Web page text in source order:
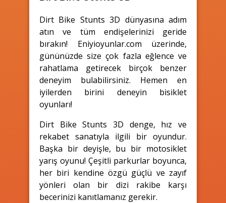
Dirt Bike Stunts 3D dünyasına adım
atın ve tüm endişelerinizi geride
bırakın! Eniyioyunlar.com üzerinde,
gününüzde size çok fazla eğlence ve
rahatlama getirecek birçok benzer
deneyim bulabilirsiniz. Hemen en
iyilerden birini deneyin bisiklet
oyunları!
Dirt Bike Stunts 3D denge, hız ve
rekabet sanatıyla ilgili bir oyundur.
Başka bir deyişle, bu bir motosiklet
yarış oyunu! Çeşitli parkurlar boyunca,
her biri kendine özgü güçlü ve zayıf
yönleri olan bir dizi rakibe karşı
becerinizi kanıtlamanız gerekir.